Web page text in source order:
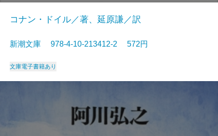
コナン・ドイル／著、延原謙／訳
新潮文庫 978-4-10-213412-2 572円
文庫電子書籍あり